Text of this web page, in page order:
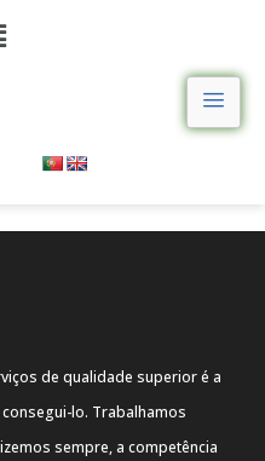
de qualidade superior é a
lo. Trabalhamos
sempre, a competência